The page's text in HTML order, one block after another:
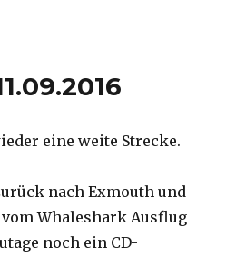
eine weite Strecke.
nach Exmouth und
Whaleshark Ausflug
noch ein CD-